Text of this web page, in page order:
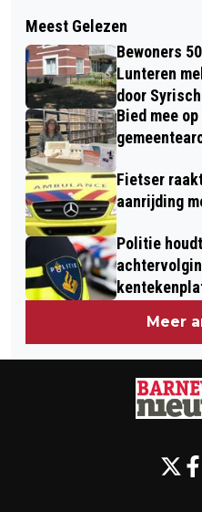
HOVENIERS &
UITNODIGING 1
JUMBO
EEN NIEUW JASJE
Meest Gelezen
Bewoners
Lunteren
door
Bied mee
Fietser
aanrijding
Politie
Meer